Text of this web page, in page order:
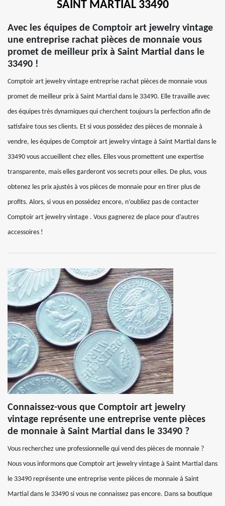
SAINT MARTIAL 33490
Avec les équipes de Comptoir art jewelry vintage
une entreprise rachat pièces de monnaie vous
promet de meilleur prix à Saint Martial dans le
33490 !
Comptoir art jewelry vintage entreprise rachat pièces de monnaie vous
promet de meilleur prix à Saint Martial dans le 33490. Elle travaille avec
des équipes très dynamiques qui cherchent toujours la perfection afin de
satisfaire tous ses clients. Et si vous possédez des pièces de monnaie à
vendre, les équipes de Comptoir art jewelry vintage à Saint Martial dans le
33490 vous accueillent chez elles. Elles vous promettent une expertise
transparente, mais elles garderont vos secrets pour elles. De plus, vous
obtenez les prix ajustés à vos pièces de monnaie pour en tirer plus de
profits. Alors, si vous en possédez encore, n’oubliez pas de contacter
Comptoir art jewelry vintage . Vous gagnerez de place pour d’autres
accessoires !
Connaissez-vous que Comptoir art jewelry
vintage représente une entreprise vente pièces
de monnaie à Saint Martial dans le 33490 ?
Vous recherchez une professionnelle qui vend des pièces de monnaie ?
Nous vous informons que Comptoir art jewelry vintage à Saint Martial dans
le 33490 représente une entreprise vente pièces de monnaie à Saint
Martial dans le 33490 si vous ne connaissez pas encore. Dans sa boutique